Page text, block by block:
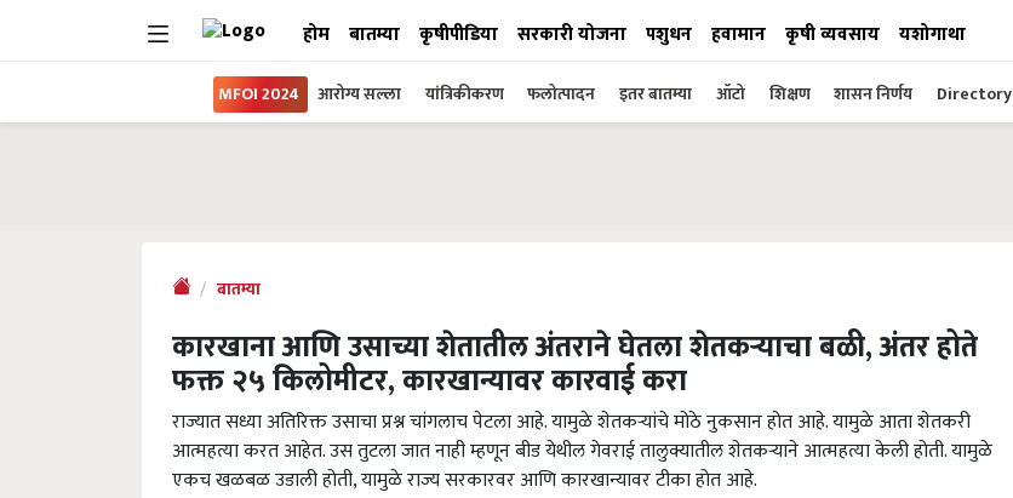
होम बातम्या कृषीपीडिया सरकारी योजना पशुधन हवामान कृषी व्यवसाय यशोगाथा
MFOI 2024 आरोग्य सल्ला यांत्रिकीकरण फलोत्पादन इतर बातम्या ऑटो शिक्षण शासन निर्णय Directory
बातम्या
कारखाना आणि उसाच्या शेतातील अंतराने घेतला शेतकऱ्याचा बळी, अंतर होते
फक्त २५ किलोमीटर, कारखान्यावर कारवाई करा
राज्यात सध्या अतिरिक्त उसाचा प्रश्न चांगलाच पेटला आहे. यामुळे शेतकऱ्यांचे मोठे नुकसान होत आहे. यामुळे आता शेतकरी
आत्महत्या करत आहेत. उस तुटला जात नाही म्हणून बीड येथील गेवराई तालुक्यातील शेतकऱ्याने आत्महत्या केली होती. यामुळे
एकच खळबळ उडाली होती, यामुळे राज्य सरकारवर आणि कारखान्यावर टीका होत आहे.